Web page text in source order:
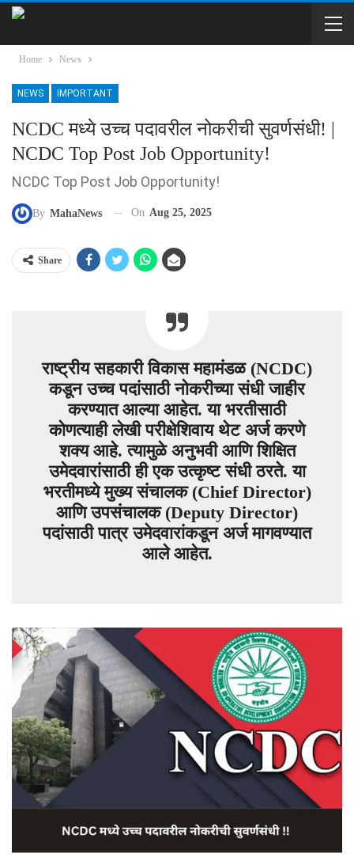
Home News
NEWS IMPORTANT
NCDC मध्ये उच्च पदावरील नोकरीची सुवर्णसंधी! |
NCDC Top Post Job Opportunity!
NCDC Top Post Job Opportunity!
By MahaNews On Aug 25, 2025
Share
राष्ट्रीय सहकारी विकास महामंडळ (NCDC)
कडून उच्च पदांसाठी नोकरीच्या संधी जाहीर
करण्यात आल्या आहेत. या भरतीसाठी
कोणत्याही लेखी परीक्षेशिवाय थेट अर्ज करणे
शक्य आहे. त्यामुळे अनुभवी आणि शिक्षित
उमेदवारांसाठी ही एक उत्कृष्ट संधी ठरते. या
भरतीमध्ये मुख्य संचालक (Chief Director)
आणि उपसंचालक (Deputy Director)
पदांसाठी पात्र उमेदवारांकडून अर्ज मागवण्यात
आले आहेत.